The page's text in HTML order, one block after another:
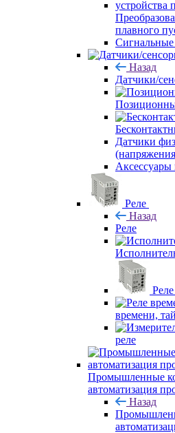
плавного
Назад
Датчики/
Датчики
Аксессуары
Реле
Назад
Реле
времени,
реле
Промышленные
автоматизация
Назад